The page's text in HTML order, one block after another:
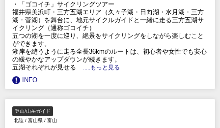
・「ゴコイチ」サイクリングツアー
福井県美浜町・三方五湖エリア（久々子湖・日向湖・水月湖・三方
湖・菅湖）を舞台に、地元サイクルガイドと一緒に走る三方五湖サ
イクリング（通称ゴコイチ）
五つの湖を一度に巡り、絶景をサイクリングをしながら楽しむこと
ができます。
湖岸を縫うように走る全長36kmのルートは、初心者や女性でも安心
の緩やかなアップダウンが続きます。
五湖それぞれが見せる
.....もっと見る
INFO
登山/山岳ガイド
北陸 / 富山県 / 富山